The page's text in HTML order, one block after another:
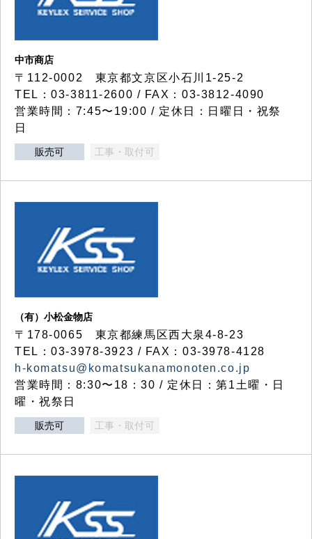
中市商店
〒112-0002 東京都文京区小石川1-25-2
TEL：03-3811-2600 / FAX：03-3812-4090
営業時間：7:45〜19:00 / 定休日：日曜日・祝祭
日
販売可 工事・取付可
（有）小松金物店
〒178-0065 東京都練馬区西大泉4-8-23
TEL：03-3978-3923 / FAX：03-3978-4128
h-komatsu@komatsukanamonoten.co.jp
営業時間：8:30〜18：30 / 定休日：第1土曜・日
曜・祝祭日
販売可 工事・取付可